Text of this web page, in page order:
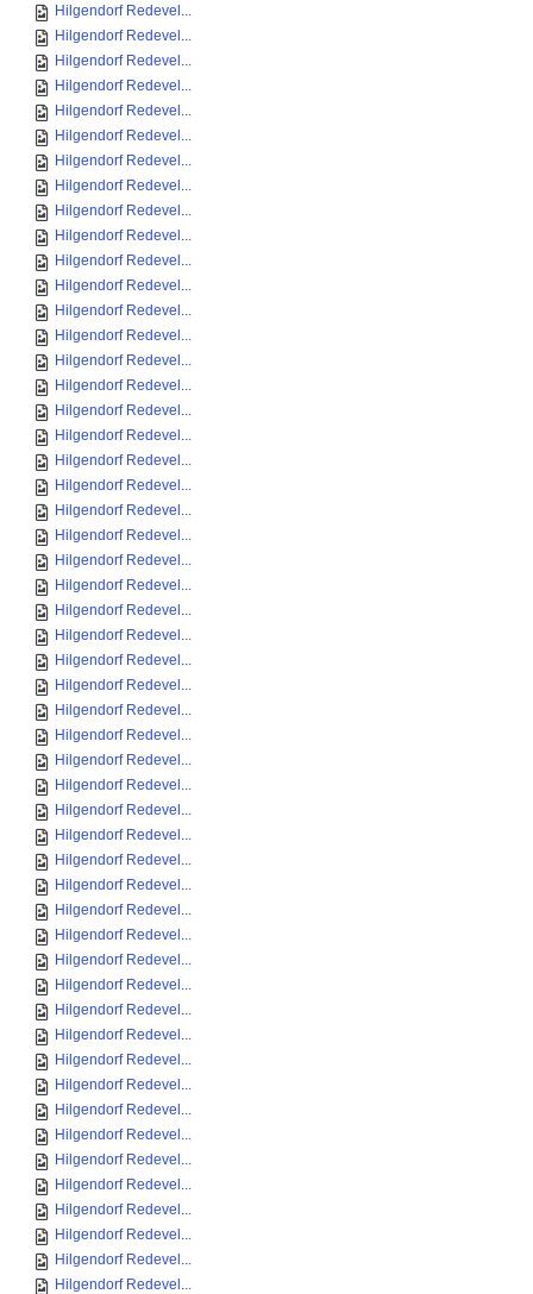
Hilgendorf Redevel...
Hilgendorf Redevel...
Hilgendorf Redevel...
Hilgendorf Redevel...
Hilgendorf Redevel...
Hilgendorf Redevel...
Hilgendorf Redevel...
Hilgendorf Redevel...
Hilgendorf Redevel...
Hilgendorf Redevel...
Hilgendorf Redevel...
Hilgendorf Redevel...
Hilgendorf Redevel...
Hilgendorf Redevel...
Hilgendorf Redevel...
Hilgendorf Redevel...
Hilgendorf Redevel...
Hilgendorf Redevel...
Hilgendorf Redevel...
Hilgendorf Redevel...
Hilgendorf Redevel...
Hilgendorf Redevel...
Hilgendorf Redevel...
Hilgendorf Redevel...
Hilgendorf Redevel...
Hilgendorf Redevel...
Hilgendorf Redevel...
Hilgendorf Redevel...
Hilgendorf Redevel...
Hilgendorf Redevel...
Hilgendorf Redevel...
Hilgendorf Redevel...
Hilgendorf Redevel...
Hilgendorf Redevel...
Hilgendorf Redevel...
Hilgendorf Redevel...
Hilgendorf Redevel...
Hilgendorf Redevel...
Hilgendorf Redevel...
Hilgendorf Redevel...
Hilgendorf Redevel...
Hilgendorf Redevel...
Hilgendorf Redevel...
Hilgendorf Redevel...
Hilgendorf Redevel...
Hilgendorf Redevel...
Hilgendorf Redevel...
Hilgendorf Redevel...
Hilgendorf Redevel...
Hilgendorf Redevel...
Hilgendorf Redevel...
Hilgendorf Redevel...